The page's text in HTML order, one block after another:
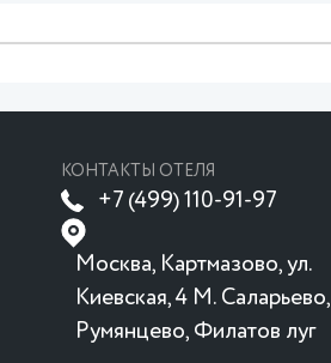
КОНТАКТЫ ОТЕЛЯ
+7 (499) 110-91-97
Москва, Картмазово, ул.
Киевская, 4 М. Саларьево,
Румянцево, Филатов луг